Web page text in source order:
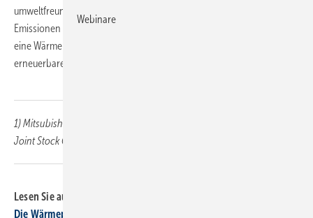
umweltfreundlichen Maßnahmen zur Reduzierung der CO
Emissionen in der Anlage gehören eine verbesserte Wärmedämmung,
eine Wärmerückgewinnung aus der Abluft und die effektive Nutzung
erneuerbarer Energien.
1) Mitsubishi Electric Air Conditioning Systems Manufacturing Turkey
Joint Stock Company ■
Lesen Sie auch:
Die Wärmepumpe im unsanierten Ein- und Mehrfamilienhaus
Webinare